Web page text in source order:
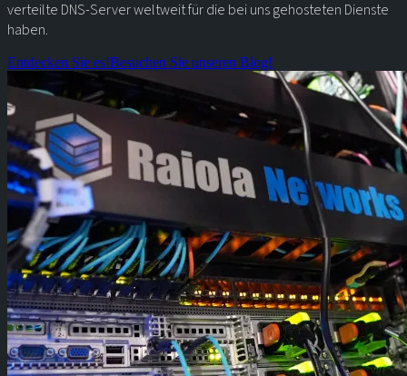
verteilte DNS-Server weltweit für die bei uns gehosteten Dienste
haben.
Entdecken Sie es!Besuchen Sie unseren Blog!